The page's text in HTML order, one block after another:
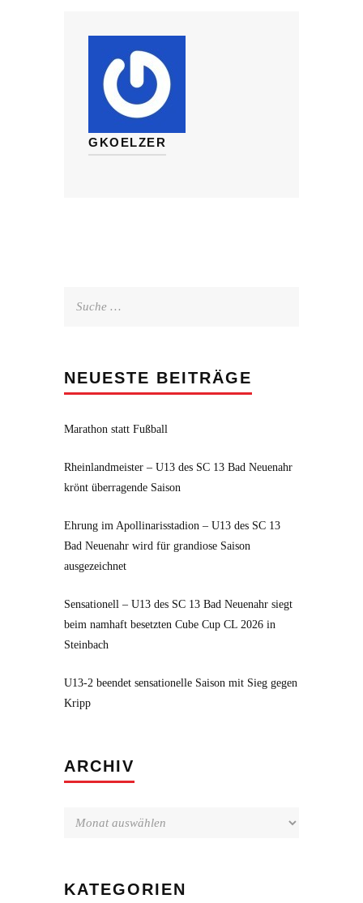
GKOELZER
NEUESTE BEITRÄGE
Marathon statt Fußball
Rheinlandmeister – U13 des SC 13 Bad Neuenahr
krönt überragende Saison
Ehrung im Apollinarisstadion – U13 des SC 13
Bad Neuenahr wird für grandiose Saison
ausgezeichnet
Sensationell – U13 des SC 13 Bad Neuenahr siegt
beim namhaft besetzten Cube Cup CL 2026 in
Steinbach
U13-2 beendet sensationelle Saison mit Sieg gegen
Kripp
ARCHIV
KATEGORIEN